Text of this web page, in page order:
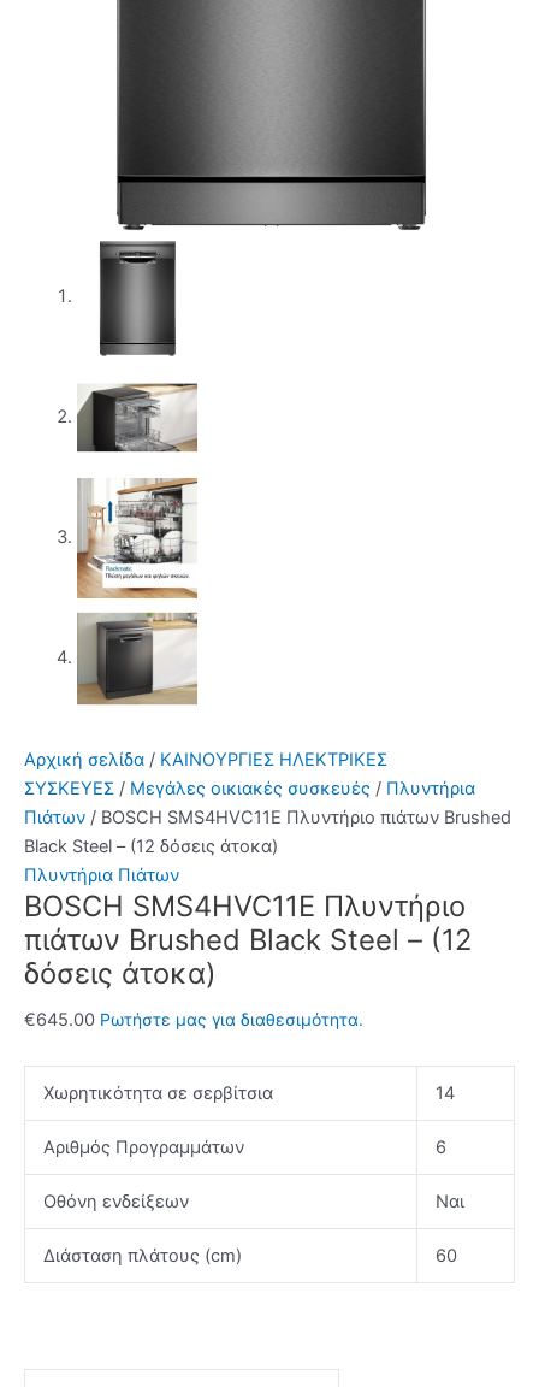
Αρχική σελίδα / ΚΑΙΝΟΥΡΓΙΕΣ ΗΛΕΚΤΡΙΚΕΣ
ΣΥΣΚΕΥΕΣ / Μεγάλες οικιακές συσκευές / Πλυντήρια
Πιάτων / BOSCH SMS4HVC11E Πλυντήριο πιάτων Brushed
Black Steel – (12 δόσεις άτοκα)
Πλυντήρια Πιάτων
BOSCH SMS4HVC11E Πλυντήριο
πιάτων Brushed Black Steel – (12
δόσεις άτοκα)
€645.00 Ρωτήστε μας για διαθεσιμότητα.
Χωρητικότητα σε σερβίτσια 14
Αριθμός Προγραμμάτων 6
Οθόνη ενδείξεων Ναι
Διάσταση πλάτους (cm) 60